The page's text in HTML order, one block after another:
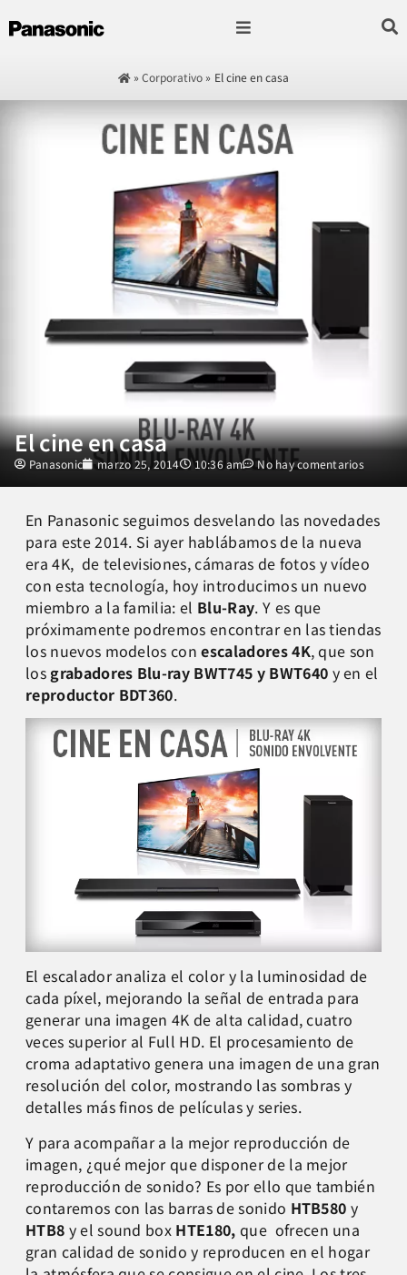
»Corporativo » El cine en casa
El cine en casa
Panasonic marzo 25, 2014 10:36 am No hay comentarios
En Panasonic seguimos desvelando las novedades
para este 2014. Si ayer hablábamos de la nueva
era 4K, de televisiones, cámaras de fotos y vídeo
con esta tecnología, hoy introducimos un nuevo
miembro a la familia: el Blu-Ray. Y es que
próximamente podremos encontrar en las tiendas
los nuevos modelos conescaladores 4K, que son
los grabadores Blu-ray BWT745 y BWT640 y en el
reproductor BDT360.
El escalador analiza el color y la luminosidad de
cada píxel, mejorando la señal de entrada para
generar una imagen 4K de alta calidad, cuatro
veces superior al Full HD. El procesamiento de
croma adaptativo genera una imagen de una gran
resolución del color, mostrando las sombras y
detalles más finos de películas y series.
Y para acompañar a la mejor reproducción de
imagen, ¿qué mejor que disponer de la mejor
reproducción de sonido? Es por ello que también
contaremos con las barras de sonido HTB580 y
HTB8 y el sound box HTE180, que ofrecen una
gran calidad de sonido y reproducen en el hogar